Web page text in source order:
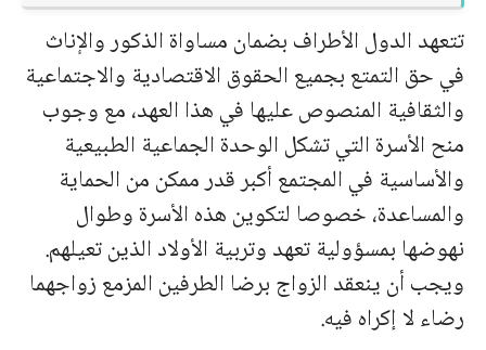
تتعهد الدول الأطراف بضمان مساواة الذكور والإناث
في حق التمتع بجميع الحقوق الاقتصادية والاجتماعية
والثقافية المنصوص عليها في هذا العهد، مع وجوب
منح الأسرة التي تشكل الوحدة الجماعية الطبيعية
والأساسية في المجتمع أكبر قدر ممكن من الحماية
والمساعدة، خصوصا لتكوين هذه الأسرة وطوال
نهوضها بمسؤولية تعهد وتربية الأولاد الذين تعيلهم.
ويجب أن ينعقد الزواج برضا الطرفين المزمع زواجهما
رضاء لا إكراه فيه.